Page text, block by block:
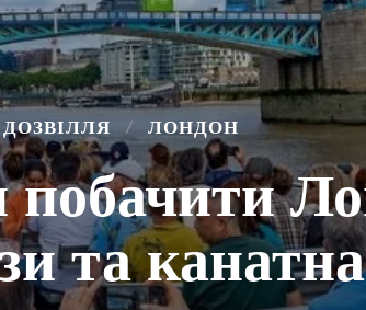
ДОЗВІЛЛЯ ЛОНДОН
побачити
та